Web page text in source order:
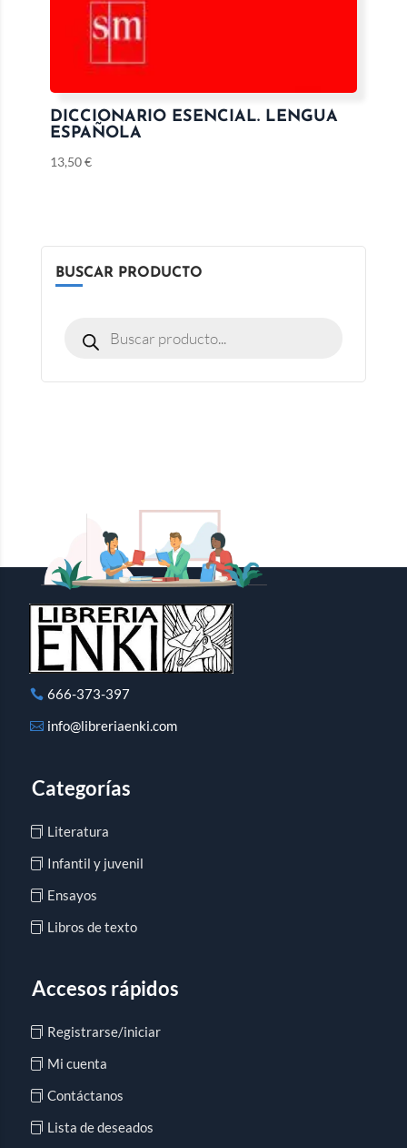
DICCIONARIO ESENCIAL. LENGUA
ESPAÑOLA
13,50€
BUSCAR PRODUCTO
666-373-397
info@libreriaenki.com
Categorías
Literatura
Infantil y juvenil
Ensayos
Libros de texto
Accesos rápidos
Registrarse/iniciar
Mi cuenta
Contáctanos
Lista de deseados